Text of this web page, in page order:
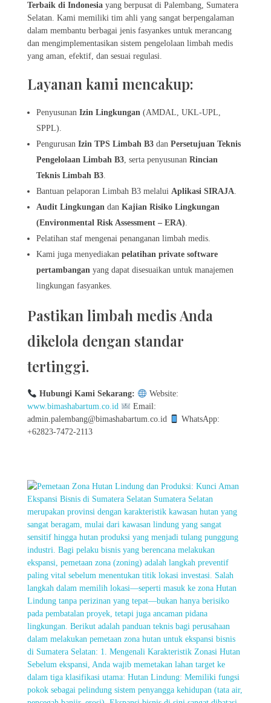
Terbaik di Indonesia yang berpusat di Palembang, Sumatera
Selatan. Kami memiliki tim ahli yang sangat berpengalaman
dalam membantu berbagai jenis fasyankes untuk merancang
dan mengimplementasikan sistem pengelolaan limbah medis
yang aman, efektif, dan sesuai regulasi.
Layanan kami mencakup:
PenyusunanIzin Lingkungan (AMDAL, UKL-UPL,
SPPL).
PengurusanIzin TPS Limbah B3 danPersetujuan Teknis
Pengelolaan Limbah B3, serta penyusunanRincian
Teknis Limbah B3.
Bantuan pelaporan Limbah B3 melaluiAplikasi SIRAJA.
Audit Lingkungan danKajian Risiko Lingkungan
(Environmental Risk Assessment – ERA).
Pelatihan staf mengenai penanganan limbah medis.
Kami juga menyediakanpelatihan private software
pertambangan yang dapat disesuaikan untuk manajemen
lingkungan fasyankes.
Pastikan limbah medis Anda
dikelola dengan standar
tertinggi.
Hubungi Kami Sekarang:
Website:
www.bimashabartum.co.id
Email:
admin.palembang@bimashabartum.co.id
WhatsApp:
+62823-7472-2113